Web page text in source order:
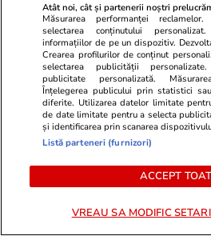
PROMO
Atât noi, cât și partenerii noștri
Măsurarea performanței
selectarea conținutului
informațiilor de pe un dispozitiv.
Crearea profilurilor de conținut
selectarea publicității
publicitate personalizată.
Înțelegerea publicului prin statistici
diferite. Utilizarea datelor limitate
de date limitate pentru a selecta
și identificarea prin scanarea
Listă parteneri (furnizori)
ACCEPT
VREAU SA MODIFIC